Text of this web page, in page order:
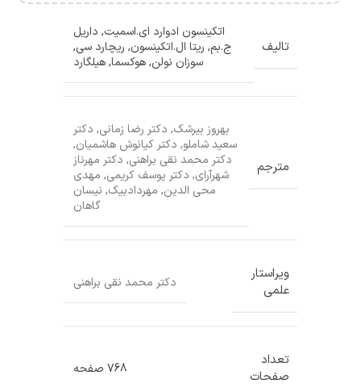
تالیف
اتکینسون ادوارد ای.اسمیت, داریل
ج.بم, ریتا ال.اتکینسون, ریچارد سی,
سوزان نولن,هوکسما,هیلگارد
مترجم
بهروز بیرشک, دکتر رضا زمانی, دکتر
سعید شاملو, دکتر کیانوش هاشمیان,
دکتر محمد نقی براهنی, دکتر مهرناز
شهرآرای, دکتر یوسف کریمی, مهدی
محی الدین, مهردادبیک, نیسان
گاهان
ویراستار
علمی
دکتر محمد نقی براهنی
تعداد
صفحات
768 صفحه